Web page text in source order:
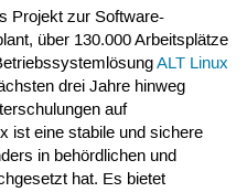
Projekt zur Software-
über 130.000 Arbeitsplätze
ALT Linux
drei Jahre hinweg
auf
ist eine stabile und sichere
in behördlichen und
hat. Es bietet